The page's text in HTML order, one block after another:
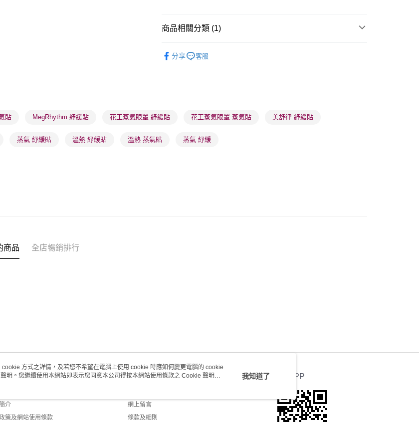
順豐自助櫃 - 確認發貨後1-3個工作天送達
(香港門市) 只顯示可選門市。確認發貨後2-5個工作天到店，3天內
商品相關分類 (1)
分享
客服
貼 MegRhythm 紓緩貼 花王蒸氣眼罩 紓緩貼 花王蒸氣眼罩 蒸氣貼 美舒律 紓緩貼
蒸氣 紓緩貼 溫熱 紓緩貼 溫熱 蒸氣貼 蒸氣 紓緩
商品 全店暢銷排行
我們
介
策及網站使用條款
客戶服務
網上留言
條款及細則
官方APP
方式之詳情，及若您不希望在電腦上使用 cookie 時應如何變更電腦的 cookie
明。您繼續使用本網站即表示您同意本公司得按本網站使用條款之 Cookie 聲明使
我知道了